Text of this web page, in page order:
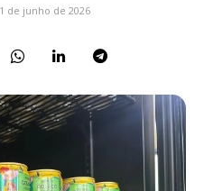
1 de junho de 2026